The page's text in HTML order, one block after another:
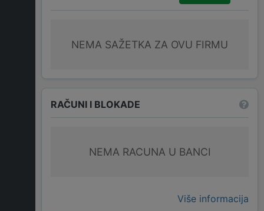
NEMA SAŽETKA ZA OVU FIRMU
RAČUNI I BLOKADE
NEMA RACUNA U BANCI
Više informacija